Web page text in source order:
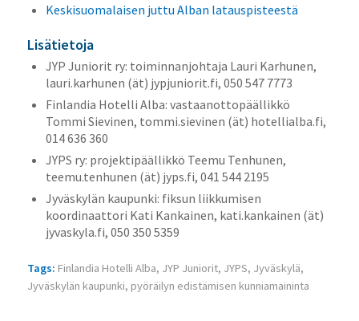
Keskisuomalaisen juttu Alban latauspisteestä
Lisätietoja
JYP Juniorit ry: toiminnanjohtaja Lauri Karhunen,
lauri.karhunen (ät) jypjuniorit.fi, 050 547 7773
Finlandia Hotelli Alba: vastaanottopäällikkö
Tommi Sievinen, tommi.sievinen (ät) hotellialba.fi,
014 636 360
JYPS ry: projektipäällikkö Teemu Tenhunen,
teemu.tenhunen (ät) jyps.fi, 041 544 2195
Jyväskylän kaupunki: fiksun liikkumisen
koordinaattori Kati Kankainen, kati.kankainen (ät)
jyvaskyla.fi, 050 350 5359
Tags: Finlandia Hotelli Alba, JYP Juniorit, JYPS, Jyväskylä,
Jyväskylän kaupunki, pyöräilyn edistämisen kunniamaininta